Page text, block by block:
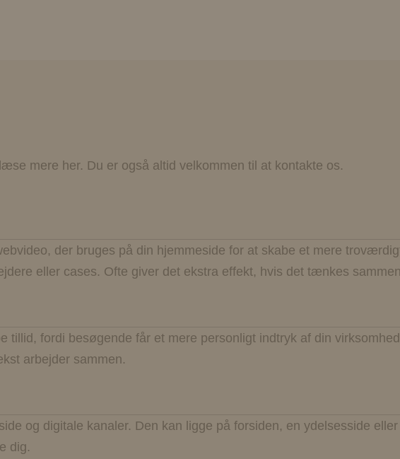
mere her. Du er også altid velkommen til at kontakte os.
der bruges på din hjemmeside for at skabe et mere
eller cases. Ofte giver det ekstra effekt, hvis det tænkes
tillid, fordi besøgende får et mere personligt indtryk af din
arbejder sammen.
og digitale kanaler. Den kan ligge på forsiden, en ydelsesside
dig.